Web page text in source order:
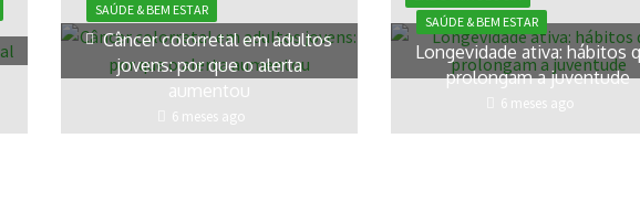
SAÚDE & BEM ESTAR
Câncer colorretal em adultos
jovens: por que o alerta
aumentou
6 meses ago
SAÚDE & BEM ESTAR
Longevidade ativa: hábitos
prolongam a juventude
6 meses ago